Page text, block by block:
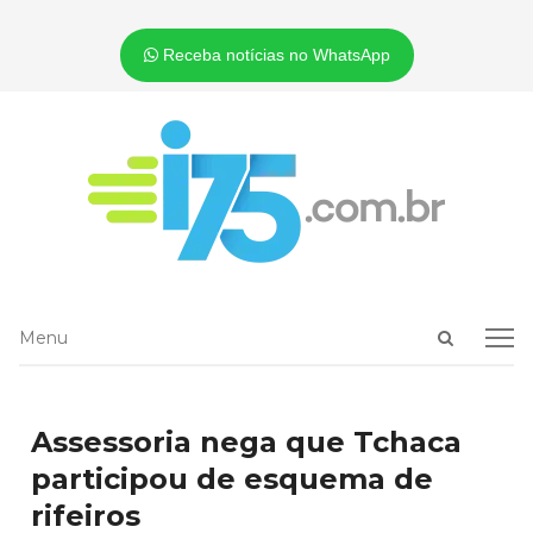
Receba notícias no WhatsApp
Open
Menu
Menu
Assessoria nega que Tchaca
participou de esquema de
rifeiros